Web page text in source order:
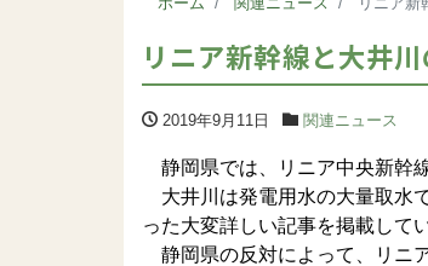
リニア新幹線と大井
2019年9月11日 関連ニュース
静岡県では、リニア中央新幹
大井川は発電用水の大量取水
った大変詳しい記事を掲載して
静岡県の反対によって、リニ